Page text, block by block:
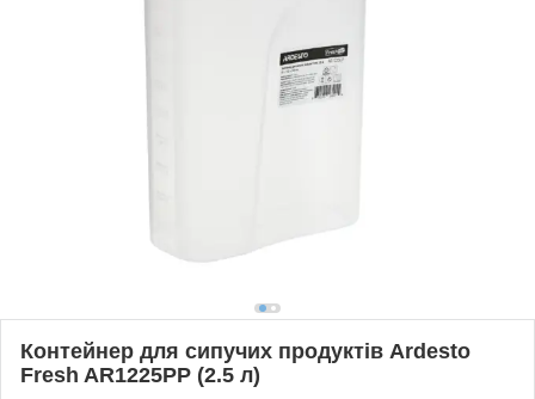
Контейнер для сипучих продуктів Ardesto
Fresh AR1225PP (2.5 л)